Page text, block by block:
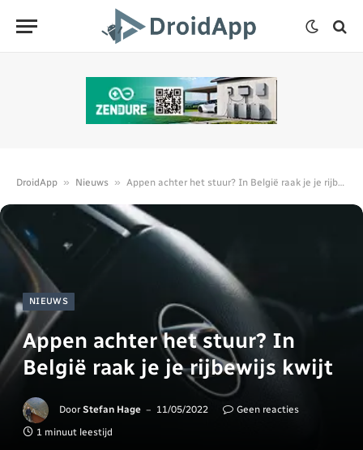
DroidApp » Nieuws » Appen achter het stuur? In België raak je je rijbewijs kwijt
NIEUWS
Appen achter het stuur? In
België raak je je rijbewijs kwijt
Door Stefan Hage 11/05/2022
Geen reacties
1 minuut leestijd